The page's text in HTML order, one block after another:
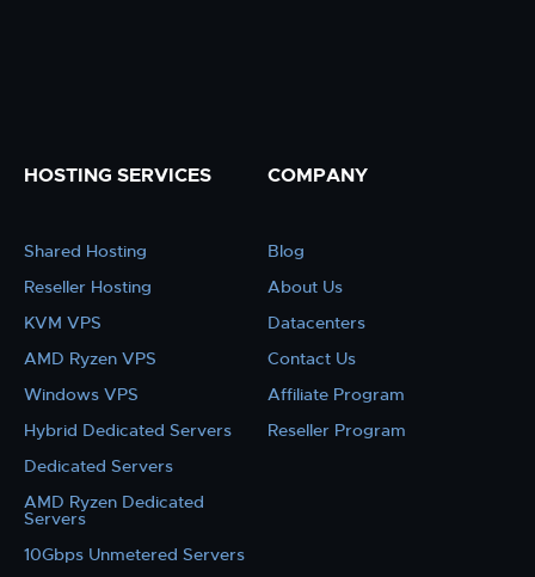
HOSTING SERVICES
Shared Hosting
Reseller Hosting
KVM VPS
AMD Ryzen VPS
Windows VPS
Hybrid Dedicated Servers
Dedicated Servers
AMD Ryzen Dedicated
Servers
10Gbps Unmetered Servers
COMPANY
Blog
About Us
Datacenters
Contact Us
Affiliate Program
Reseller Program